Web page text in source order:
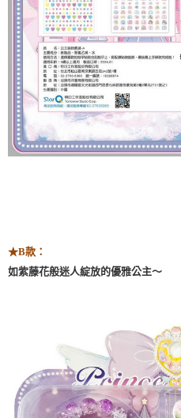
★B款：
如紫藤花般迷人綻放的優雅公主～